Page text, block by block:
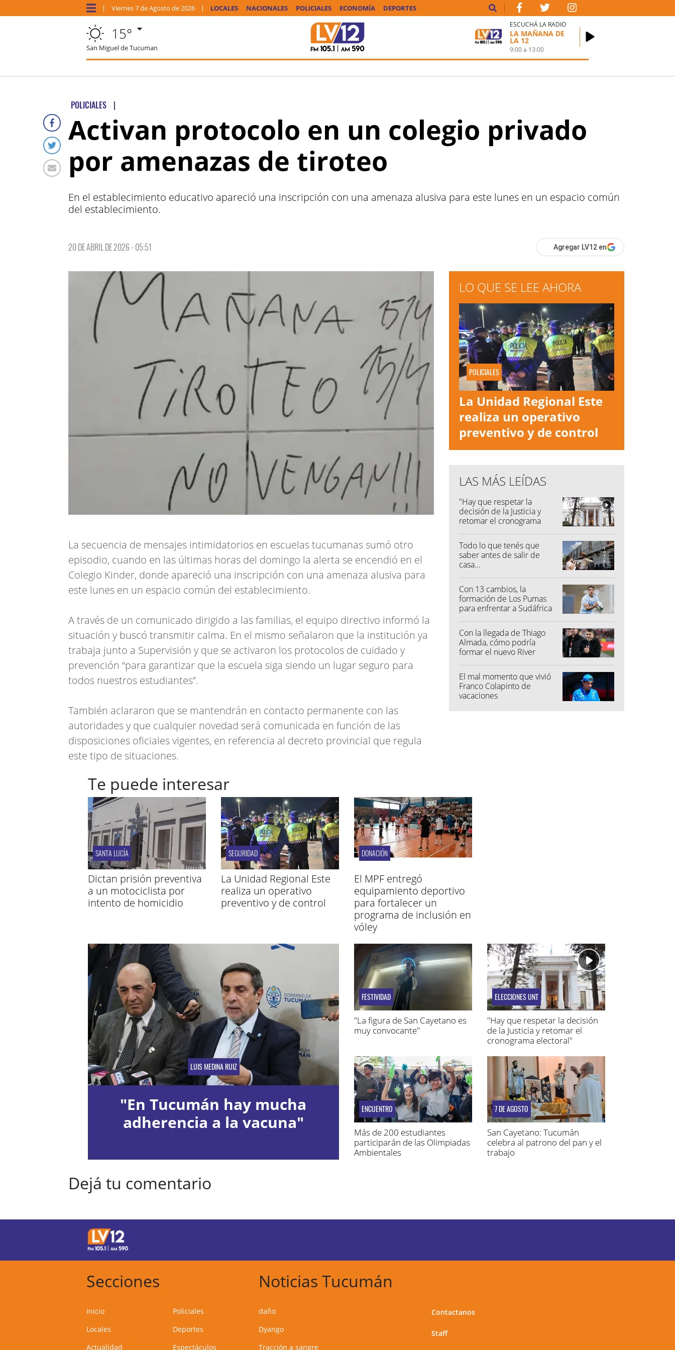
Viernes7 deAgosto de 2026 LOCALES NACIONALES POLICIALES ECONOMÍA DEPORTES
15°
San Miguel de Tucuman
ESCUCHÁ LA RADIO
LA MAÑANA DE
LA 12
9:00a 13:00
POLICIALES |
Activan protocolo en un colegio privado
por amenazas de tiroteo
En el establecimiento educativo apareció una inscripción con una amenaza alusiva para este lunes en un espacio común
del establecimiento.
20 DE ABRIL DE 2026 - 05:51 Agregar LV12 en
La secuencia de mensajes intimidatorios en escuelas tucumanas sumó otro
episodio, cuando en las últimas horas del domingo la alerta se encendió en el
Colegio Kinder, donde apareció una inscripción con una amenaza alusiva para
este lunes en un espacio común del establecimiento.
A través de un comunicado dirigido a las familias, el equipo directivo informó la
situación y buscó transmitir calma. En el mismo señalaron que la institución ya
trabaja junto a Supervisión y que se activaron los protocolos de cuidado y
prevención “para garantizar que la escuela siga siendo un lugar seguro para
todos nuestros estudiantes”.
También aclararon que se mantendrán en contacto permanente con las
autoridades y que cualquier novedad será comunicada en función de las
disposiciones oficiales vigentes, en referencia al decreto provincial que regula
este tipo de situaciones.
LO QUE SE LEE AHORA
POLICIALES
La Unidad Regional Este
realiza un operativo
preventivo y de control
LAS MÁS LEÍDAS
"Hay que respetar la
decisión de la Justicia y
retomar el cronograma
Todo lo que tenés que
saber antes de salir de
casa...
Con 13 cambios, la
formación de Los Pumas
para enfrentar a Sudáfrica
Con la llegada de Thiago
Almada, cómo podría
formar el nuevo River
El mal momento que vivió
Franco Colapinto de
vacaciones
Te puede interesar
SANTA LUCÍA
Dictan prisión preventiva
a un motociclista por
intento de homicidio
SEGURIDAD
La Unidad Regional Este
realiza un operativo
preventivo y de control
DONACIÓN
El MPF entregó
equipamiento deportivo
para fortalecer un
programa de inclusión en
vóley
LUIS MEDINA RUIZ
"En Tucumán hay mucha
adherencia a la vacuna"
FESTIVIDAD
"La figura de San Cayetano es
muy convocante"
ELECCIONES UNT
"Hay que respetar la decisión
de la Justicia y retomar el
cronograma electoral"
ENCUENTRO
Más de 200 estudiantes
participarán de las Olimpiadas
Ambientales
7 DE AGOSTO
San Cayetano: Tucumán
celebra al patrono del pan y el
trabajo
Dejá tu comentario
Secciones
Inicio
Locales
Actualidad
Policiales
Deportes
Espectáculos
Noticias Tucumán
daño
Dyango
Tracción a sangre
Contactanos
Staff